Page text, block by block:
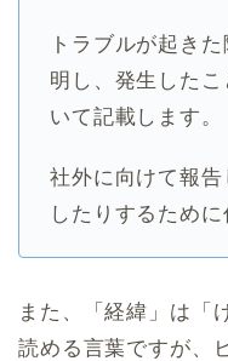
トラブルが起き
明し、発生した
いて記載します。
社外に向けて報
したりするために
また、「経緯」は「
読める言葉ですが、